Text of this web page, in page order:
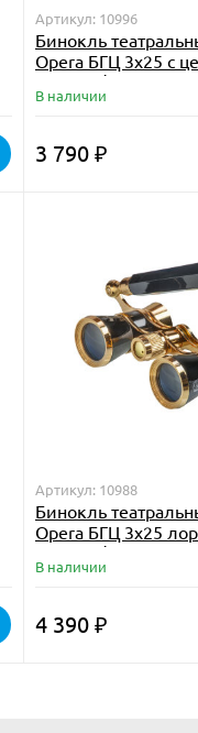
Артикул: 10996
Бинокль
Opera БГЦ 3x25 с
черный/золотой
В наличии
3 790 ₽
Артикул: 10988
Бинокль
Opera БГЦ 3x25
черный/золотой
В наличии
4 390 ₽